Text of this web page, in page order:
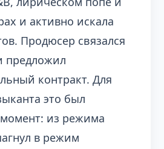
и активно искала
Продюсер связался
предложил
контракт. Для
это был
из режима
в режим